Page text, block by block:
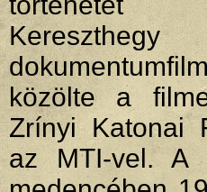
közölte a
Zrínyi Katonai
az MTI-vel. A